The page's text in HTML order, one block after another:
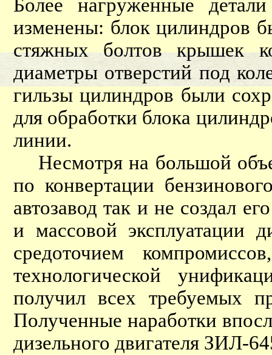
Более нагруженные
изменены: блок цилиндров
стяжных болтов крышек
диаметры отверстий под
гильзы цилиндров были
для обработки блока
линии.
Несмотря на большой
по конвертации
автозавод так и не создал
и массовой эксплуатации
средоточием
технологической
получил всех требуемых
Полученные наработки
дизельного двигателя ЗИЛ-